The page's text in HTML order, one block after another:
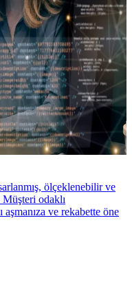
ölçeklenebilir ve
Müşteri odaklı
aşmanıza ve rekabette öne